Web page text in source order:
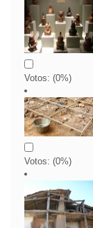
Votos: (0%)
Votos: (0%)